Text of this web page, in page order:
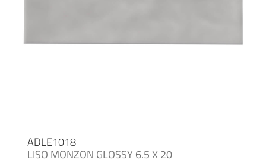
ADLE1018
LISO MONZON GLOSSY 6.5 X 20